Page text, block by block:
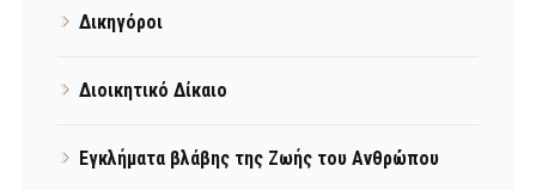
Δικηγόροι
Διοικητικό Δίκαιο
Εγκλήματα βλάβης της Ζωής του Ανθρώπου